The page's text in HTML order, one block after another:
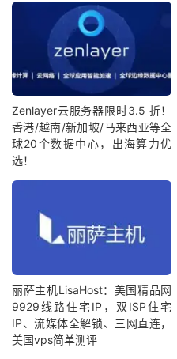
Zenlayer云服务器限时3.5 折！
香港/越南/新加坡/马来西亚等全
球20个数据中心，出海算力优
选！
丽萨主机LisaHost：美国精品网
9929线路住宅IP，双ISP住宅
IP、流媒体全解锁、三网直连，
美国vps简单测评